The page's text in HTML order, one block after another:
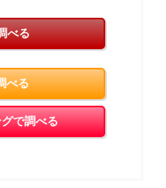
べる
べる
で調べる